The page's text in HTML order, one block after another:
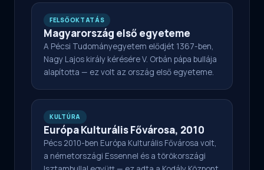
FELSŐOKTATÁS
Magyarország első egyeteme
A Pécsi Tudományegyetem elődjét 1367-ben,
Nagy Lajos király kérésére V. Orbán pápa bullája
alapította — ez volt az ország első egyeteme.
KULTÚRA
Európa Kulturális Fővárosa, 2010
Pécs 2010-ben Európa Kulturális Fővárosa volt,
a németországi Essennel és a törökországi